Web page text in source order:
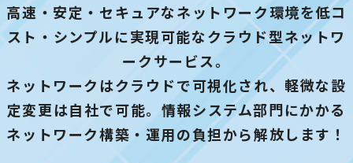
よくあるご質問
高速・安定・セキュアなネットワーク環境を低コ
スト・シンプルに実現可能なクラウド型ネットワ
ークサービス。
ネットワークはクラウドで可視化され、軽微な設
定変更は自社で可能。情報システム部門にかかる
ネットワーク構築・運用の負担から解放します！